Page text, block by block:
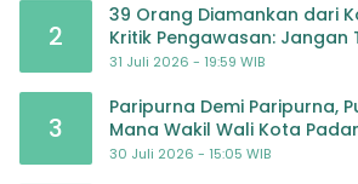
2
39 Orang Diamankan dari
Kritik Pengawasan: Jangan
Masyarakat Bergerak Baru
31 Juli 2026 - 19:59 WIB
3
Paripurna Demi Paripurna,
Mana Wakil Wali Kota
30 Juli 2026 - 15:05 WIB